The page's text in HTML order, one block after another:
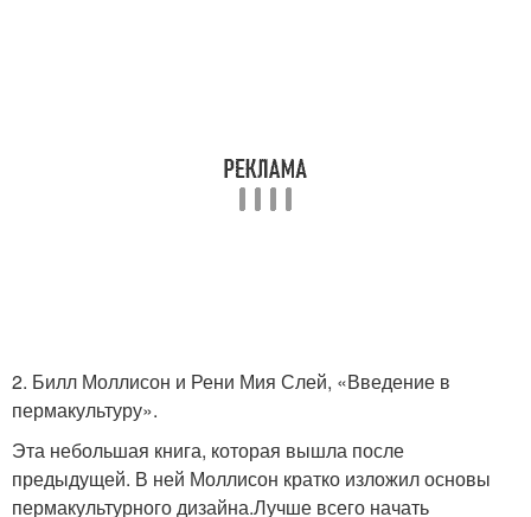
2. Билл Моллисон и Рени Мия Слей, «Введение в
пермакультуру».
Эта небольшая книга, которая вышла после
предыдущей. В ней Моллисон кратко изложил основы
пермакультурного дизайна.Лучше всего начать